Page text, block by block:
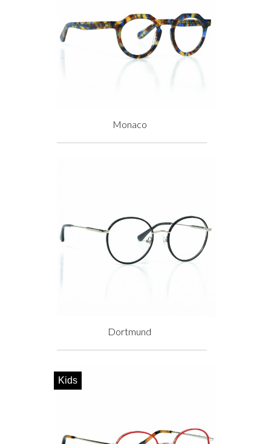
Monaco
Prix
Dortmund
Prix
Kids